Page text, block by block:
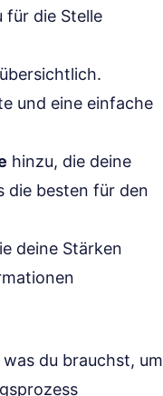
für die Stelle
übersichtlich.
und eine einfache
hinzu, die deine
die besten für den
deine Stärken
du brauchst, um